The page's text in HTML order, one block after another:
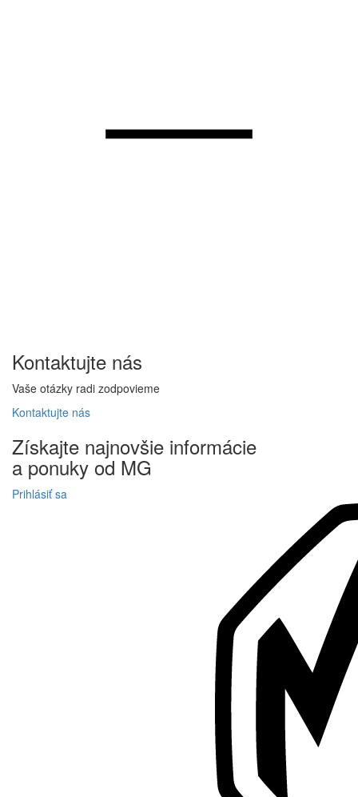
Kontaktujte nás
Vaše otázky radi zodpovieme
Kontaktujte nás
Získajte najnovšie informácie
a ponuky od MG
Prihlásiť sa